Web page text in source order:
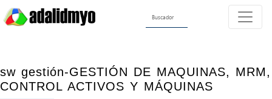
sw gestión-GESTIÓN DE MAQUINAS, MRM,
CONTROL ACTIVOS Y MÁQUINAS